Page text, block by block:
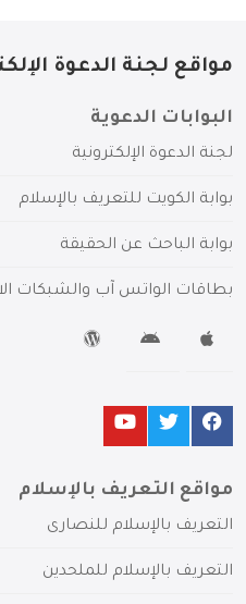
مواقع لجنة الدعوة
البوابات الدعوية
لجنة الدعوة الإلكترونية
بوابة الكويت للتعريف بالإسلام
بوابة الباحث عن الحقيقة
بطاقات الواتس آب والشبكات
مواقع التعريف بالإسلام
التعريف بالإسلام للنصارى
التعريف بالإسلام للملحدين